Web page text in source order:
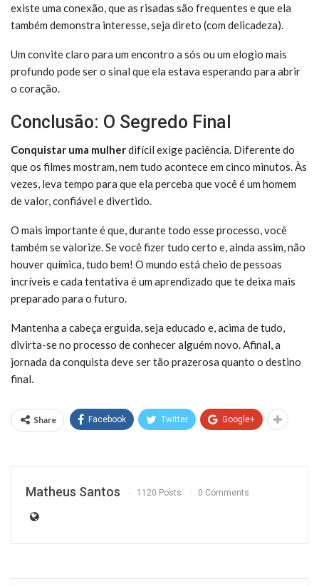
existe uma conexão, que as risadas são frequentes e que ela
também demonstra interesse, seja direto (com delicadeza).
Um convite claro para um encontro a sós ou um elogio mais
profundo pode ser o sinal que ela estava esperando para abrir
o coração.
Conclusão: O Segredo Final
Conquistar uma mulherdifícil exige paciência. Diferente do
que os filmes mostram, nem tudo acontece em cinco minutos. Às
vezes, leva tempo para que ela perceba que você é um homem
de valor, confiável e divertido.
O mais importante é que, durante todo esse processo, você
também se valorize. Se você fizer tudo certo e, ainda assim, não
houver química, tudo bem! O mundo está cheio de pessoas
incríveis e cada tentativa é um aprendizado que te deixa mais
preparado para o futuro.
Mantenha a cabeça erguida, seja educado e, acima de tudo,
divirta-se no processo de conhecer alguém novo. Afinal, a
jornada da conquista deve ser tão prazerosa quanto o destino
final.
Share Facebook Twitter Google+
Matheus Santos 1120 Posts 0 Comments